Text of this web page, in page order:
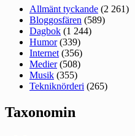
Allmänt tyckande (2 261)
Bloggosfären (589)
Dagbok (1 244)
Humor(339)
Internet (356)
Medier(508)
Musik (355)
Tekniknörderi (265)
Taxonomin